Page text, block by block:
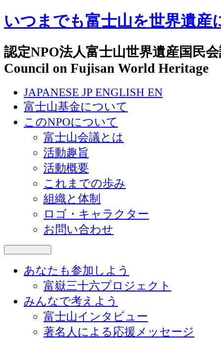
いつまでも富士山を世界遺産
認定NPO法人富士山世界遺産国民
Council on Fujisan World Heritage
JAPANESE JP ENGLISH EN
富士山基金について
このNPOについて
富士山会議とは
活動趣旨
活動概要
これまでの歩み
組織と体制
ロゴ・キャラクター
お問い合わせ
あなたも参加しよう
富嶽三十六プロジェクト
みんなで考えよう
富士山インタビュー
著名人による応援メッセージ